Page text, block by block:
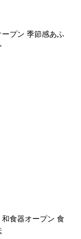
プン 季節感あふ
食器オープン 食